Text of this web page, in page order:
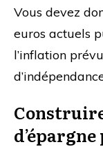
Vous devez
euros actuels
l’inflation